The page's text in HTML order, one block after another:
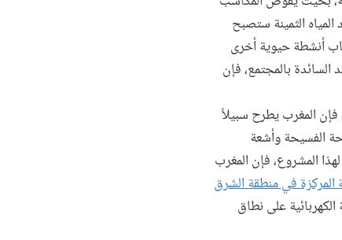
الثمينة ستصبح
أنشطة حيوية أخرى
بالمجتمع، فإن
فإن المغرب يطرح سبيلاً
الفسيحة وأشعة
المشروع، فإن المغرب
في منطقة الشرق
على نطاق